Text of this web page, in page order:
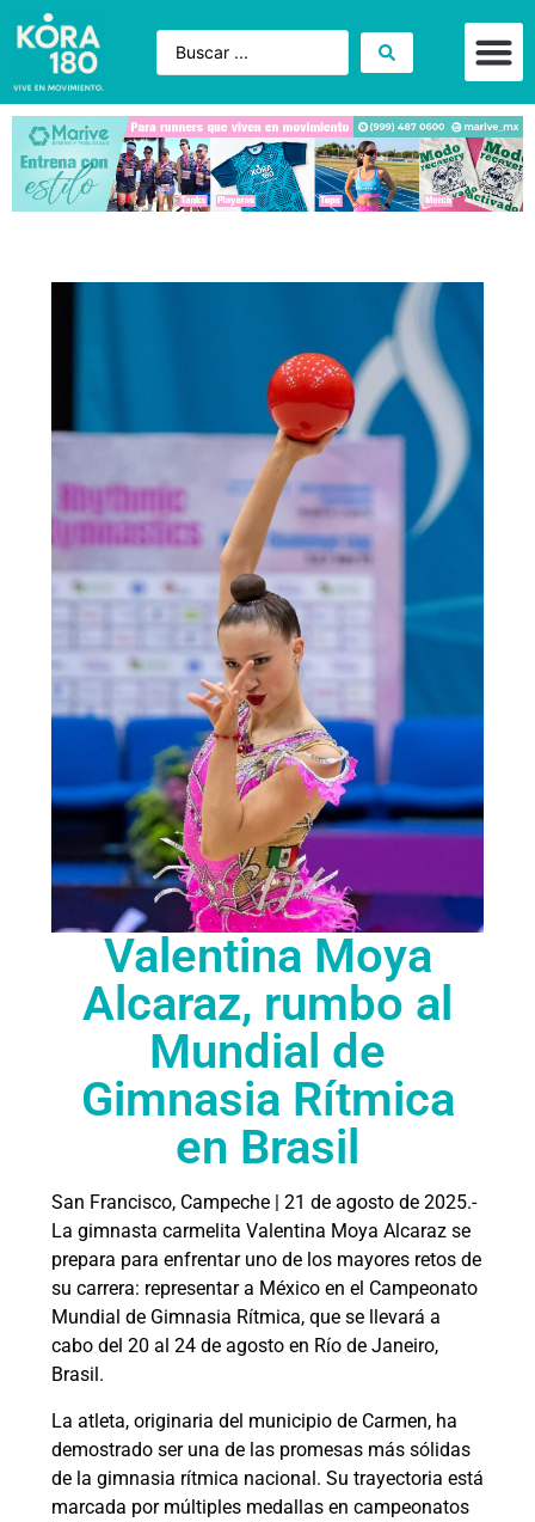
Valentina Moya
Alcaraz, rumbo al
Mundial de
Gimnasia Rítmica
en Brasil
San Francisco, Campeche | 21 de agosto de 2025.-
La gimnasta carmelita Valentina Moya Alcaraz se
prepara para enfrentar uno de los mayores retos de
su carrera: representar a México en el Campeonato
Mundial de Gimnasia Rítmica, que se llevará a
cabo del 20 al 24 de agosto en Río de Janeiro,
Brasil.
La atleta, originaria del municipio de Carmen, ha
demostrado ser una de las promesas más sólidas
de la gimnasia rítmica nacional. Su trayectoria está
marcada por múltiples medallas en campeonatos